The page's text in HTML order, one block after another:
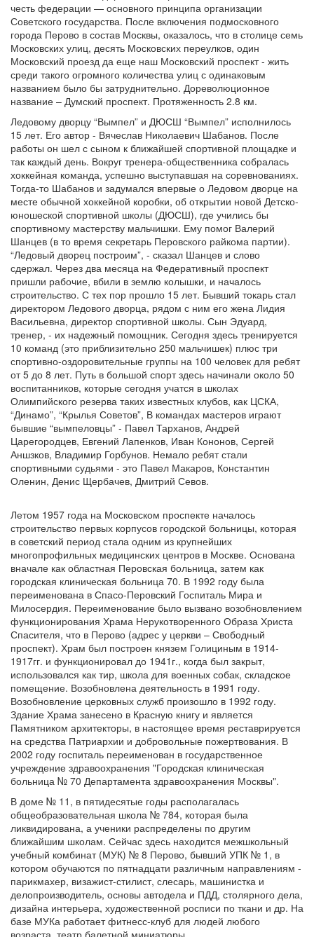
честь федерации — основного принципа организации
Советского государства. После включения подмосковного
города Перово в состав Москвы, оказалось, что в столице семь
Московских улиц, десять Московских переулков, один
Московский проезд да еще наш Московский проспект - жить
среди такого огромного количества улиц с одинаковым
названием было бы затруднительно. Дореволюционное
название – Думский проспект. Протяженность 2.8 км.
Ледовому дворцу “Вымпел” и ДЮСШ “Вымпел” исполнилось
15 лет. Его автор - Вячеслав Николаевич Шабанов. После
работы он шел с сыном к ближайшей спортивной площадке и
так каждый день. Вокруг тренера-общественника собралась
хоккейная команда, успешно выступавшая на соревнованиях.
Тогда-то Шабанов и задумался впервые о Ледовом дворце на
месте обычной хоккейной коробки, об открытии новой Детско-
юношеской спортивной школы (ДЮСШ), где учились бы
спортивному мастерству мальчишки. Ему помог Валерий
Шанцев (в то время секретарь Перовского райкома партии).
“Ледовый дворец построим”, - сказал Шанцев и слово
сдержал. Через два месяца на Федеративный проспект
пришли рабочие, вбили в землю колышки, и началось
строительство. С тех пор прошло 15 лет. Бывший токарь стал
директором Ледового дворца, рядом с ним его жена Лидия
Васильевна, директор спортивной школы. Сын Эдуард,
тренер, - их надежный помощник. Сегодня здесь тренируется
10 команд (это приблизительно 250 мальчишек) плюс три
спортивно-оздоровительные группы на 100 человек для ребят
от 5 до 8 лет. Путь в большой спорт здесь начинали около 50
воспитанников, которые сегодня учатся в школах
Олимпийского резерва таких известных клубов, как ЦСКА,
“Динамо”, “Крылья Советов”, В командах мастеров играют
бывшие “вымпеловцы” - Павел Тарханов, Андрей
Царегородцев, Евгений Лапенков, Иван Кононов, Сергей
Аншзков, Владимир Горбунов. Немало ребят стали
спортивными судьями - это Павел Макаров, Константин
Оленин, Денис Щербачев, Дмитрий Севов.
Летом 1957 года на Московском проспекте началось
строительство первых корпусов городской больницы, которая
в советский период стала одним из крупнейших
многопрофильных медицинских центров в Москве. Основана
вначале как областная Перовская больница, затем как
городская клиническая больница 70. В 1992 году была
переименована в Спасо-Перовский Госпиталь Мира и
Милосердия. Переименование было вызвано возобновлением
функционирования Храма Нерукотворенного Образа Христа
Спасителя, что в Перово (адрес у церкви – Свободный
проспект). Храм был построен князем Голициным в 1914-
1917гг. и функционировал до 1941г., когда был закрыт,
использовался как тир, школа для военных собак, складское
помещение. Возобновлена деятельность в 1991 году.
Возобновление церковных служб произошло в 1992 году.
Здание Храма занесено в Красную книгу и является
Памятником архитекторы, в настоящее время реставрируется
на средства Патриархии и добровольные пожертвования. В
2002 году госпиталь переименован в государственное
учреждение здравоохранения "Городская клиническая
больница № 70 Департамента здравоохранения Москвы".
В доме № 11, в пятидесятые годы располагалась
общеобразовательная школа № 784, которая была
ликвидирована, а ученики распределены по другим
ближайшим школам. Сейчас здесь находится межшкольный
учебный комбинат (МУК) № 8 Перово, бывший УПК № 1, в
котором обучаются по пятнадцати различным направлениям -
парикмахер, визажист-стилист, слесарь, машинистка и
делопроизводитель, основы автодела и ПДД, столярного дела,
дизайна интерьера, художественной росписи по ткани и др. На
базе МУКа работает фитнесс-клуб для людей любого
возраста, театр балетной миниатюры.